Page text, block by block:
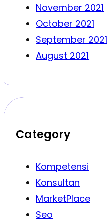
November 2021
October 2021
September 2021
August 2021
Category
Kompetensi
Konsultan
MarketPlace
Seo